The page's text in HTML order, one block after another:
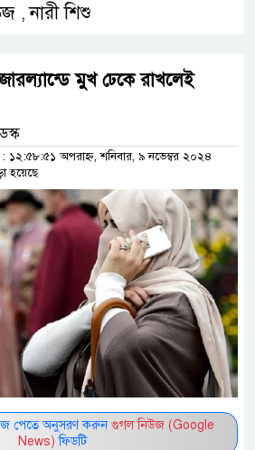
,নারী শিশু
মুখ ঢেকে রাখলেই
অপরাহ্ন, শনিবার, ৯ নভেম্বর ২০২৪
হয়েছে
পেতে অনুসরণ করুন গুগল নিউজ (Google
News) ফিডটি